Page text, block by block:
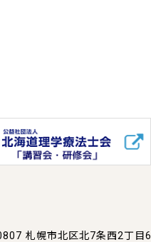
札幌市北区北7条西2丁目6